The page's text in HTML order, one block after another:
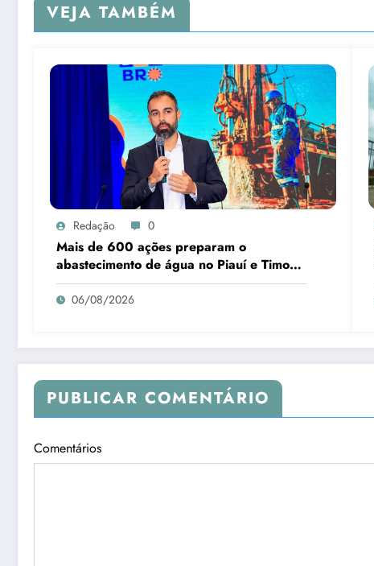
VEJA TAMBÉM
Redação 0
Mais de 600 ações preparam o
abastecimento de água no Piauí e Timon
para o B-R-O-BRÓ
06/08/2026
PUBLICAR COMENTÁRIO
Comentários